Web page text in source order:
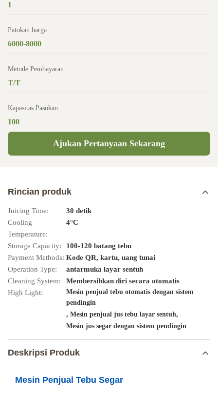
1
Patokan harga
6000-8000
Metode Pembayaran
T/T
Kapasitas Pasokan
100
Ajukan Pertanyaan Sekarang
Rincian produk
Juicing Time:
30 detik
Cooling
Temperature:
4°C
Storage Capacity:
100-120 batang tebu
Payment Methods: Kode QR, kartu, uang tunai
Operation Type:
antarmuka layar sentuh
Cleaning System:
Membersihkan diri secara otomatis
High Light:
Mesin penjual tebu otomatis dengan sistem
pendingin
, Mesin penjual jus tebu layar sentuh,
Mesin jus segar dengan sistem pendingin
Deskripsi Produk
Mesin Penjual Tebu Segar